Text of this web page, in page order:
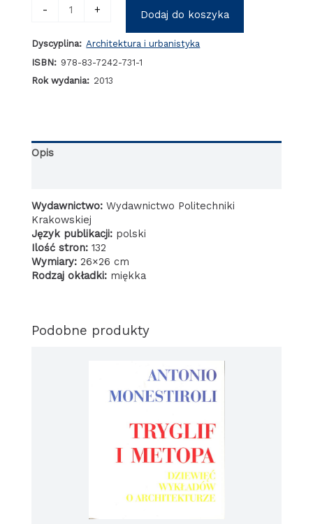
-
Strategia
Krakowa
-
koncepcja
rozwoju
o
polskiej
+ Dodaj do koszyka
Dyscyplina: Architektura i urbanistyka
ISBN: 978-83-7242-731-1
Rok wydania: 2013
Opis
Wydawnictwo: Wydawnictwo Politechniki
Krakowskiej
Język publikacji: polski
Ilość stron: 132
Wymiary: 26×26 cm
Rodzaj okładki: miękka
Podobne produkty